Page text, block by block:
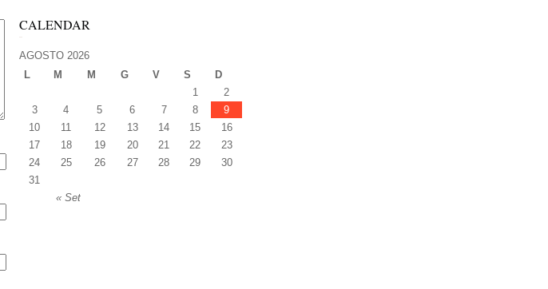
CALENDAR
AGOSTO 2026
L
M M G V S D
« Set
1
2
3
4 5 6 7 8
9
10
11 12 13 14 15
16
17
18 19 20 21 22
23
24
25 26 27 28 29
30
31